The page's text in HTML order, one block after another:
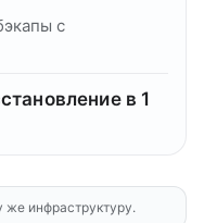
с
в 1
же инфраструктуру.